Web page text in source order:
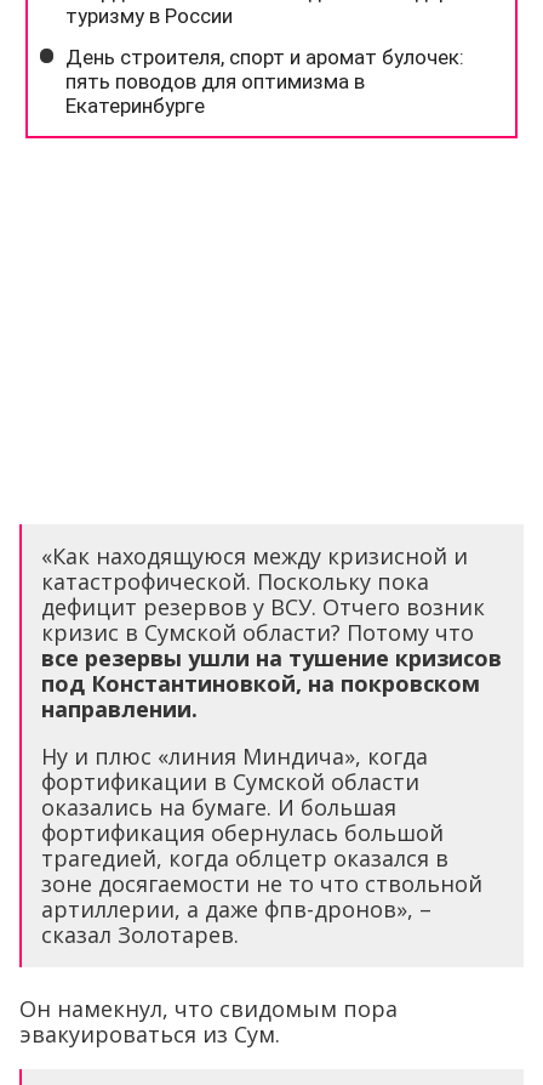
«Как находящуюся между кризисной и
катастрофической. Поскольку пока
дефицит резервов у ВСУ. Отчего возник
кризис в Сумской области? Потому что
все резервы ушли на тушение кризисов
под Константиновкой, на покровском
направлении.
Ну и плюс «линия Миндича», когда
фортификации в Сумской области
оказались на бумаге. И большая
фортификация обернулась большой
трагедией, когда облцетр оказался в
зоне досягаемости не то что ствольной
артиллерии, а даже фпв-дронов», –
сказал Золотарев.
Он намекнул, что свидомым пора
эвакуироваться из Сум.